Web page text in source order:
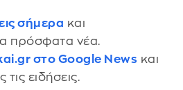
σήμερα και
πρόσφατα νέα.
στο Google News και
ειδήσεις.